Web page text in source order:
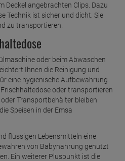
Deckel angebrachten Clips. Dazu
Technik ist sicher und dicht. Sie
zu transportieren.
oder beim Abwaschen
Ihnen die Reinigung und
eine hygienische Aufbewahrung
oder transportieren
Transportbehälter bleiben
Speisen in der Emsa
flüssigen Lebensmitteln eine
von Babynahrung genutzt
Ein weiterer Pluspunkt ist die